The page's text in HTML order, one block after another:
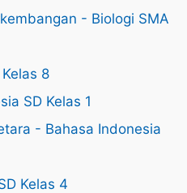
- Biologi SMA
8
SD Kelas 1
- Bahasa Indonesia
Kelas 4